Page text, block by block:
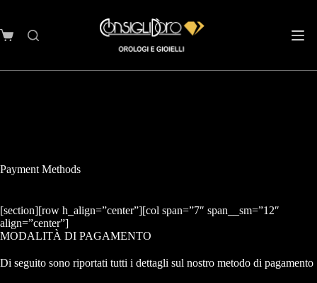
Payment Methods
[section][row h_align=”center”][col span=”7″ span__sm=”12″
align=”center”]
MODALITÀ DI PAGAMENTO
Di seguito sono riportati tutti i dettagli sul nostro metodo di pagamento